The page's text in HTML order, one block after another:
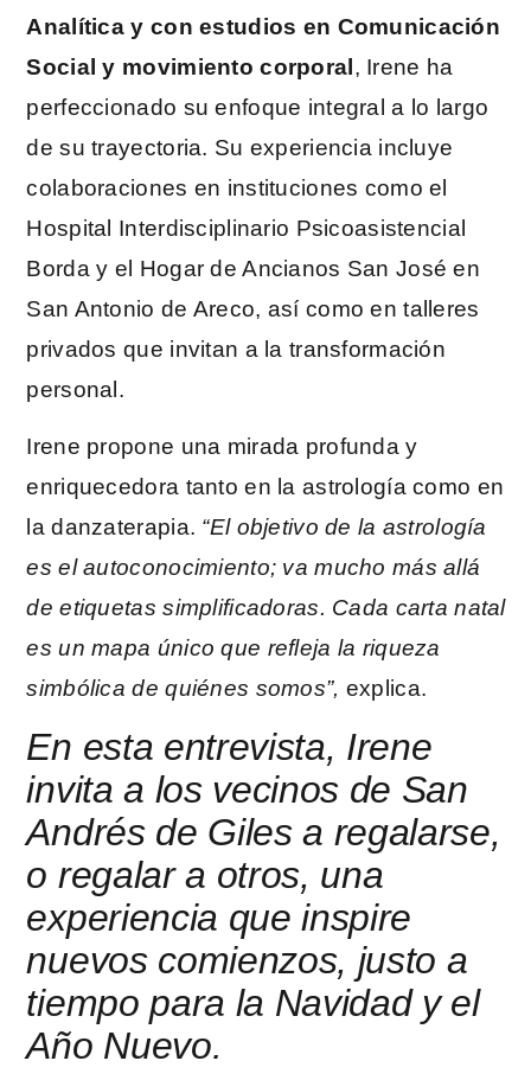
Analítica y con estudios en Comunicación
Social y movimiento corporal, Irene ha
perfeccionado su enfoque integral a lo largo
de su trayectoria. Su experiencia incluye
colaboraciones en instituciones como el
Hospital Interdisciplinario Psicoasistencial
Borda y el Hogar de Ancianos San José en
San Antonio de Areco, así como en talleres
privados que invitan a la transformación
personal.
Irene propone una mirada profunda y
enriquecedora tanto en la astrología como en
la danzaterapia. “El objetivo de la astrología
es el autoconocimiento; va mucho más allá
de etiquetas simplificadoras. Cada carta natal
es un mapa único que refleja la riqueza
simbólica de quiénes somos”, explica.
En esta entrevista, Irene
invita a los vecinos de San
Andrés de Giles a regalarse,
o regalar a otros, una
experiencia que inspire
nuevos comienzos, justo a
tiempo para la Navidad y el
Año Nuevo.